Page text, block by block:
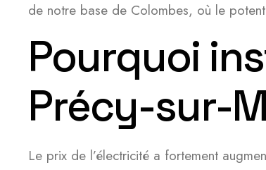
de notre base de Colombes, où le
Pourquoi
Précy-sur-
Le prix de l’électricité a fortement